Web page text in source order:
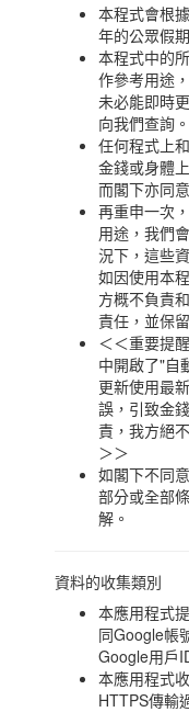
本程式會根
年的公眾假
本程式中的
作參考用途
未必能即時
向我們查詢。
任何程式上
金錢或身體
而閣下亦同
再重申一次
用途，我們
況下，這些
如因使用本
方概不負責
責任，並保
＜＜重要提
中開啟了"自
更新使用最
誤，引致金
責，我方絕
＞＞
如閣下不同
部分或全部
解。
資料的收集類別
本應用程式
同Google帳
Google用戶
本應用程式
HTTPS傳輸